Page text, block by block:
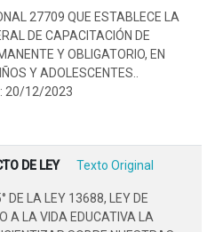
27709 QUE ESTABLECE LA
DE CAPACITACIÓN DE
Y OBLIGATORIO, EN
Y ADOLESCENTES..
20/12/2023
DE LEY Texto Original
DE LA LEY 13688, LEY DE
A LA VIDA EDUCATIVA LA